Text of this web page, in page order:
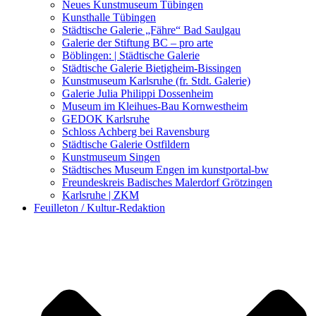
Kunstwettbewerbe, Ausschreibungen für Künstler
Neues Kunstmuseum Tübingen
Kunsthalle Tübingen
Städtische Galerie „Fähre“ Bad Saulgau
Galerie der Stiftung BC – pro arte
Böblingen: | Städtische Galerie
Städtische Galerie Bietigheim-Bissingen
Kunstmuseum Karlsruhe (fr. Stdt. Galerie)
Galerie Julia Philippi Dossenheim
Museum im Kleihues-Bau Kornwestheim
GEDOK Karlsruhe
Schloss Achberg bei Ravensburg
Städtische Galerie Ostfildern
Kunstmuseum Singen
Städtisches Museum Engen im kunstportal-bw
Freundeskreis Badisches Malerdorf Grötzingen
Karlsruhe | ZKM
Feuilleton / Kultur-Redaktion